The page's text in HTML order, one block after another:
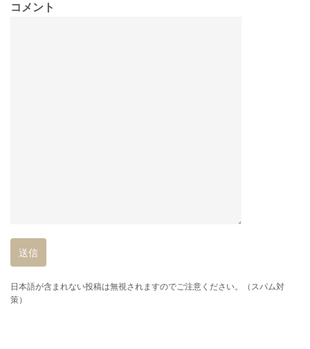
コメント
日本語が含まれない投稿は無視されますのでご注意ください。（スパム対
策）